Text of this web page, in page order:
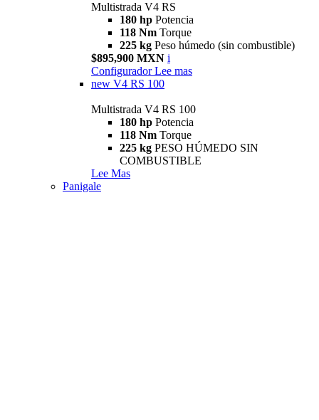
Multistrada V4 RS
180 hp Potencia
118 Nm Torque
225 kg Peso húmedo (sin combustible)
$895,900 MXN i
Configurador Lee mas
new V4 RS 100
Multistrada V4 RS 100
180 hp Potencia
118 Nm Torque
225 kg PESO HÚMEDO SIN
COMBUSTIBLE
Lee Mas
Panigale